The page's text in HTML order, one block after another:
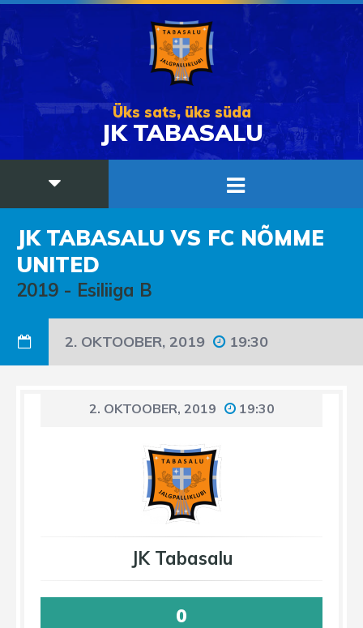
Üks sats, üks süda
JK TABASALU
JK TABASALU VS FC NÕMME
UNITED
2019 - Esiliiga B
2. OKTOOBER, 2019 19:30
2. OKTOOBER, 2019 19:30
JK Tabasalu
0